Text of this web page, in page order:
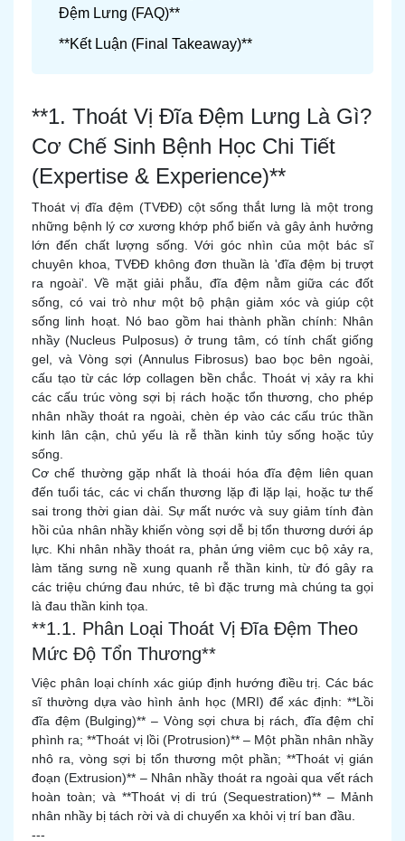
Đệm Lưng (FAQ)**
**Kết Luận (Final Takeaway)**
**1. Thoát Vị Đĩa Đệm Lưng Là Gì?
Cơ Chế Sinh Bệnh Học Chi Tiết
(Expertise & Experience)**
Thoát vị đĩa đệm (TVĐĐ) cột sống thắt lưng là một trong
những bệnh lý cơ xương khớp phổ biến và gây ảnh hưởng
lớn đến chất lượng sống. Với góc nhìn của một bác sĩ
chuyên khoa, TVĐĐ không đơn thuần là 'đĩa đệm bị trượt
ra ngoài'. Về mặt giải phẫu, đĩa đệm nằm giữa các đốt
sống, có vai trò như một bộ phận giảm xóc và giúp cột
sống linh hoạt. Nó bao gồm hai thành phần chính: Nhân
nhầy (Nucleus Pulposus) ở trung tâm, có tính chất giống
gel, và Vòng sợi (Annulus Fibrosus) bao bọc bên ngoài,
cấu tạo từ các lớp collagen bền chắc. Thoát vị xảy ra khi
các cấu trúc vòng sợi bị rách hoặc tổn thương, cho phép
nhân nhầy thoát ra ngoài, chèn ép vào các cấu trúc thần
kinh lân cận, chủ yếu là rễ thần kinh tủy sống hoặc tủy
sống.
Cơ chế thường gặp nhất là thoái hóa đĩa đệm liên quan
đến tuổi tác, các vi chấn thương lặp đi lặp lại, hoặc tư thế
sai trong thời gian dài. Sự mất nước và suy giảm tính đàn
hồi của nhân nhầy khiến vòng sợi dễ bị tổn thương dưới áp
lực. Khi nhân nhầy thoát ra, phản ứng viêm cục bộ xảy ra,
làm tăng sưng nề xung quanh rễ thần kinh, từ đó gây ra
các triệu chứng đau nhức, tê bì đặc trưng mà chúng ta gọi
là đau thần kinh tọa.
**1.1. Phân Loại Thoát Vị Đĩa Đệm Theo
Mức Độ Tổn Thương**
Việc phân loại chính xác giúp định hướng điều trị. Các bác
sĩ thường dựa vào hình ảnh học (MRI) để xác định: **Lồi
đĩa đệm (Bulging)** – Vòng sợi chưa bị rách, đĩa đệm chỉ
phình ra; **Thoát vị lồi (Protrusion)** – Một phần nhân nhầy
nhô ra, vòng sợi bị tổn thương một phần; **Thoát vị gián
đoạn (Extrusion)** – Nhân nhầy thoát ra ngoài qua vết rách
hoàn toàn; và **Thoát vị di trú (Sequestration)** – Mảnh
nhân nhầy bị tách rời và di chuyển xa khỏi vị trí ban đầu.
---